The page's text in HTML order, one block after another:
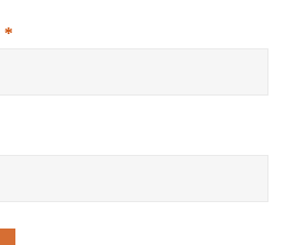
*